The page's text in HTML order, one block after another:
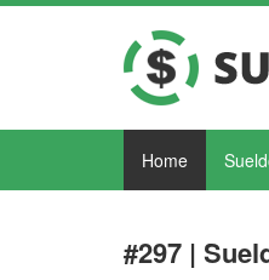
Home
#297 |